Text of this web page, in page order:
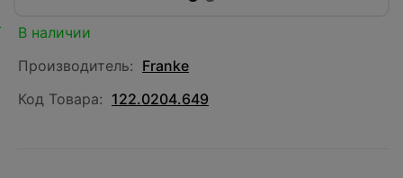
В наличии
Производитель: Franke
Код Товара: 122.0204.649